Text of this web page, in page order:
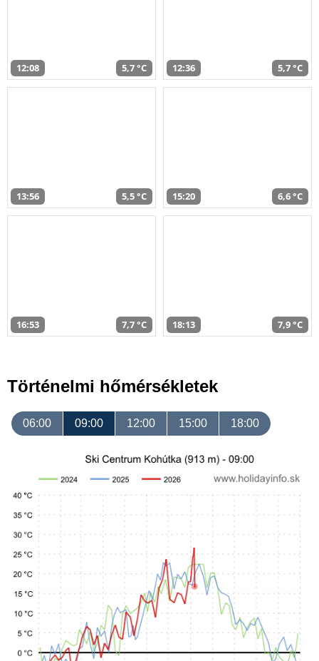
12:08 5,7 °C 12:36 5,7 °C
13:56 5,5 °C 15:20 6,6 °C
16:53 7,7 °C 18:13 7,9 °C
Történelmi hőmérsékletek
06:00 09:00 12:00 15:00 18:00